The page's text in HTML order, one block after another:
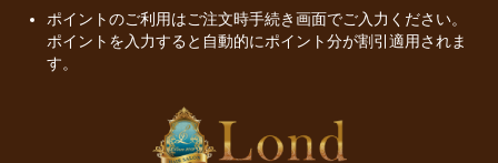
ポイントのご利用はご注文時手続き画面でご入力ください。
ポイントを入力すると自動的にポイント分が割引適用されま
す。